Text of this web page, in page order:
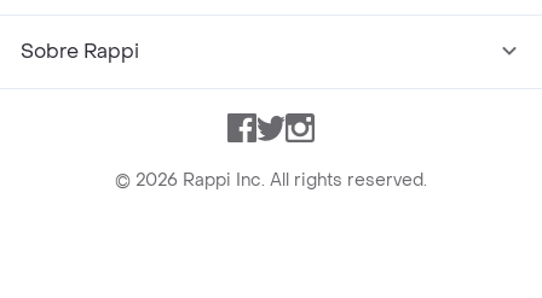
Sobre Rappi
Facebook
TwitterInstagram
© 2026 Rappi Inc. All rights reserved.